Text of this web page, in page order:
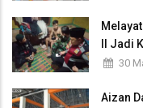
II Jadi
30
Aizan